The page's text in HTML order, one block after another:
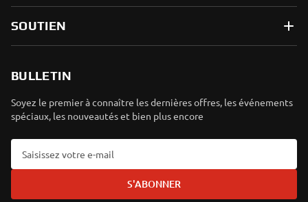
SOUTIEN
BULLETIN
Soyez le premier à connaître les dernières offres, les événements
spéciaux, les nouveautés et bien plus encore
S'ABONNER